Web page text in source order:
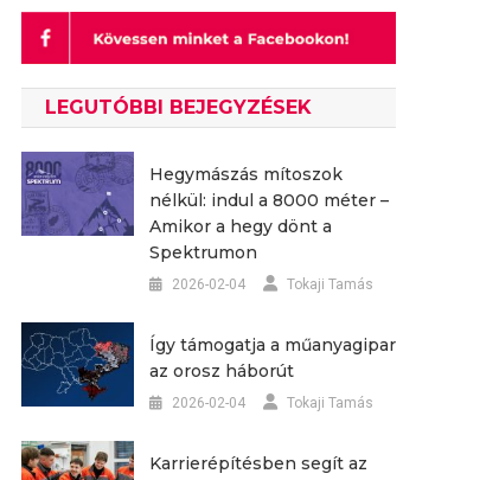
LEGUTÓBBI BEJEGYZÉSEK
Hegymászás mítoszok
nélkül: indul a 8000 méter –
Amikor a hegy dönt a
Spektrumon
2026-02-04 Tokaji Tamás
Így támogatja a műanyagipar
az orosz háborút
2026-02-04 Tokaji Tamás
Karrierépítésben segít az